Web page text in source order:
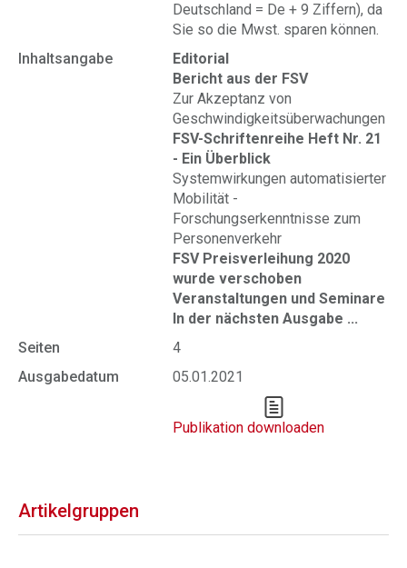
Deutschland = De + 9 Ziffern), da
Sie so die Mwst. sparen können.
Inhaltsangabe
Editorial
Bericht aus der FSV
Zur Akzeptanz von
Geschwindigkeitsüberwachungen
FSV-Schriftenreihe Heft Nr. 21
- Ein Überblick
Systemwirkungen automatisierter
Mobilität -
Forschungserkenntnisse zum
Personenverkehr
FSV Preisverleihung 2020
wurde verschoben
Veranstaltungen und Seminare
In der nächsten Ausgabe ...
Seiten
4
Ausgabedatum
05.01.2021
Publikation downloaden
Artikelgruppen